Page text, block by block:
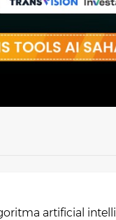
artificial